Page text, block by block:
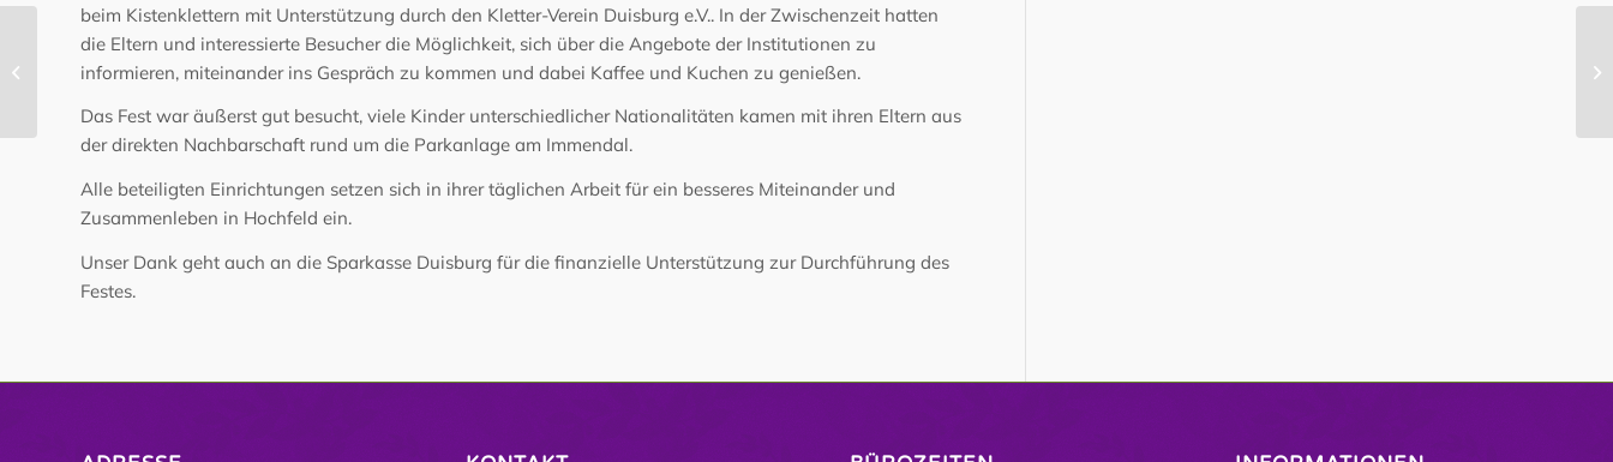
beim Kistenklettern mit Unterstützung durch den Kletter-Verein Duisburg e.V.. In der Zwischenzeit hatten
die Eltern und interessierte Besucher die Möglichkeit, sich über die Angebote der Institutionen zu
informieren, miteinander ins Gespräch zu kommen und dabei Kaffee und Kuchen zu genießen.
Das Fest war äußerst gut besucht, viele Kinder unterschiedlicher Nationalitäten kamen mit ihren Eltern aus
der direkten Nachbarschaft rund um die Parkanlage am Immendal.
Alle beteiligten Einrichtungen setzen sich in ihrer täglichen Arbeit für ein besseres Miteinander und
Zusammenleben in Hochfeld ein.
Unser Dank geht auch an die Sparkasse Duisburg für die finanzielle Unterstützung zur Durchführung des
Festes.
Pfingstfeier im
Gralzentrum in